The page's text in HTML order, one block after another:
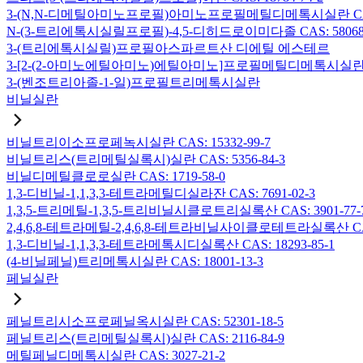
3-(N,N-디메틸아미노프로필)아미노프로필메틸디메톡시실란
N-(3-트리에톡시실릴프로필)-4,5-디히드로이미다졸 CAS:
3-(트리에톡시실릴)프로필아스파르트산 디에틸 에스테르
3-[2-(2-아미노에틸아미노)에틸아미노]프로필메틸디메톡시실
3-(벤조트리아졸-1-일)프로필트리메톡시실란
비닐실란
비닐트리이소프로페녹시실란 CAS: 15332-99-7
비닐트리스(트리메틸실록시)실란 CAS: 5356-84-3
비닐디메틸클로로실란 CAS: 1719-58-0
1,3-디비닐-1,1,3,3-테트라메틸디실라잔 CAS: 7691-02-3
1,3,5-트리메틸-1,3,5-트리비닐시클로트리실록산 CAS: 3901-77-
2,4,6,8-테트라메틸-2,4,6,8-테트라비닐사이클로테트라실록산
1,3-디비닐-1,1,3,3-테트라메톡시디실록산 CAS: 18293-85-1
(4-비닐페닐)트리메톡시실란 CAS: 18001-13-3
페닐실란
페닐트리시소프로페닐옥시실란 CAS: 52301-18-5
페닐트리스(트리메틸실록시)실란 CAS: 2116-84-9
메틸페닐디메톡시실란 CAS: 3027-21-2